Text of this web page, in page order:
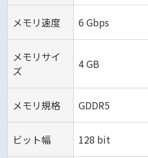
メモリ速度 6 Gbps
メモリサイ
ズ
4 GB
メモリ規格 GDDR5
ビット幅 128 bit